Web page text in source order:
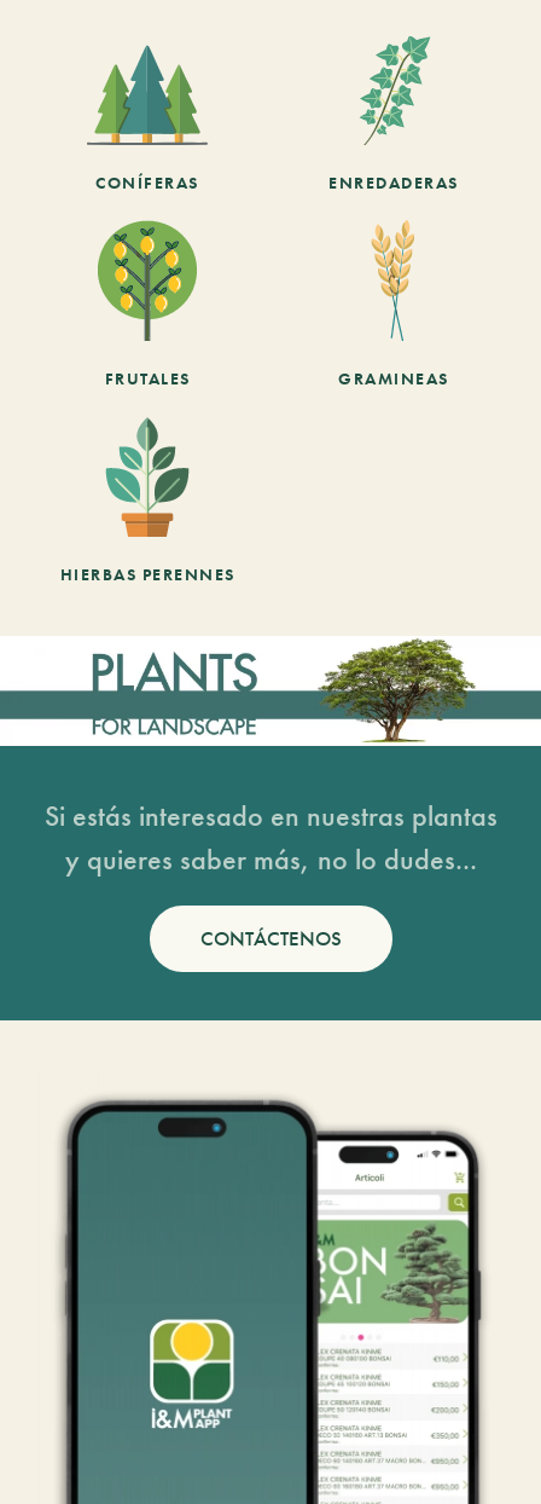
CONÍFERAS ENREDADERAS
FRUTALES GRAMINEAS
HIERBAS PERENNES
Si estás interesado en nuestras plantas
y quieres saber más, no lo dudes...
CONTÁCTENOS